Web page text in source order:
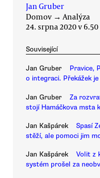
Jan Gruber
Domov →Analýza
24. srpna 2020 v 6.50
Související
Jan Gruber
Pravice,
o integraci. Překážek
Jan Gruber
Za
stojí Hamáčkova msta
Jan Kašpárek
Spasí
stěží, ale pomoci jim
Jan Kašpárek
Volit z
systém prošel za